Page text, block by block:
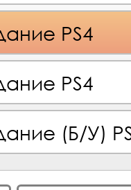
PS4
PS4
(Б/У)